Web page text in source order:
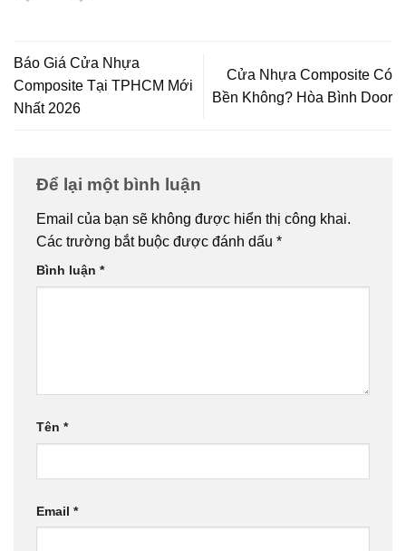
Báo Giá Cửa Nhựa
Composite Tại TPHCM Mới
Nhất 2026
Cửa Nhựa Composite Có
Bền Không? Hòa Bình Door
Để lại một bình luận
Email của bạn sẽ không được hiển thị công khai.
Các trường bắt buộc được đánh dấu *
Bình luận *
Tên *
Email *